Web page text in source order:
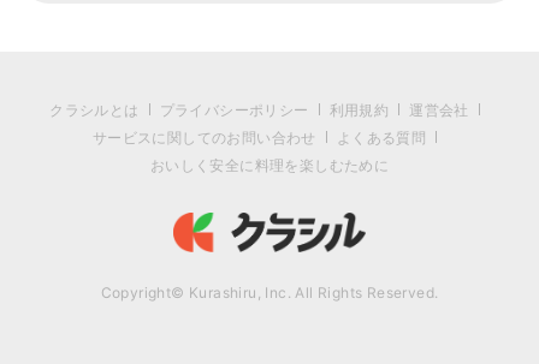
クラシルとは プライバシーポリシー 利用規約
運営会社
サービスに関してのお問い合わせ
よくある質問
おいしく安全に料理を楽しむために
Copyright© Kurashiru, Inc. All Rights Reserved.